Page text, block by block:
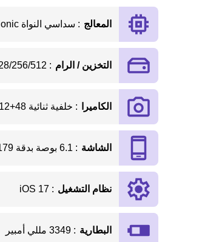
المعالج : سداسي النواة Apple A16 Bionic تكنولوجيا 4 نانو
التخزين / الرام : 128/256/512 جيجا مع 6 جيجا رام
الكاميرا : خلفية ثنائية 48+12م.ب / امامية 12م.ب+SL 3D
الشاشة : 6.1 بوصة بدقة 1179×2556 بها نوتش
نظام التشغيل : iOS 17
البطارية : 3349 مللي أمبير